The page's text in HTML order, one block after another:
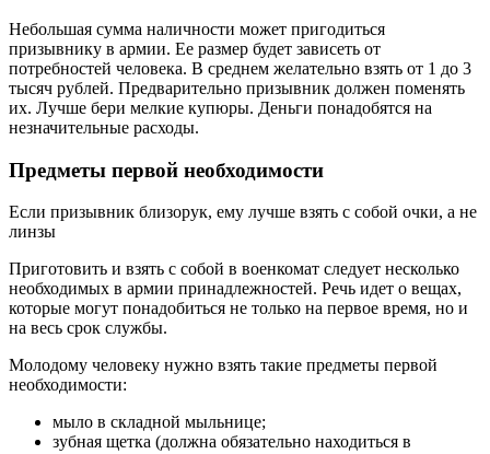
Небольшая сумма наличности может пригодиться
призывнику в армии. Ее размер будет зависеть от
потребностей человека. В среднем желательно взять от 1 до 3
тысяч рублей. Предварительно призывник должен поменять
их. Лучше бери мелкие купюры. Деньги понадобятся на
незначительные расходы.
Предметы первой необходимости
Если призывник близорук, ему лучше взять с собой очки, а не
линзы
Приготовить и взять с собой в военкомат следует несколько
необходимых в армии принадлежностей. Речь идет о вещах,
которые могут понадобиться не только на первое время, но и
на весь срок службы.
Молодому человеку нужно взять такие предметы первой
необходимости:
мыло в складной мыльнице;
зубная щетка (должна обязательно находиться в